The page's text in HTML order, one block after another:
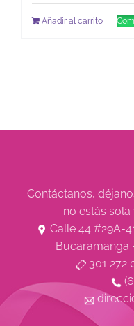
Añadir al carrito
Contáctanos,
no estás
Calle 44 #29A-
Bucaramanga
301 272